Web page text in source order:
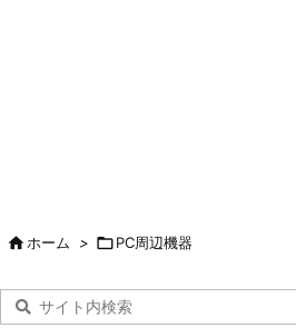
ホーム > PC周辺機器